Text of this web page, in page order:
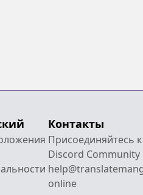
Контакты
Присоединяйтесь к
Discord Community
online